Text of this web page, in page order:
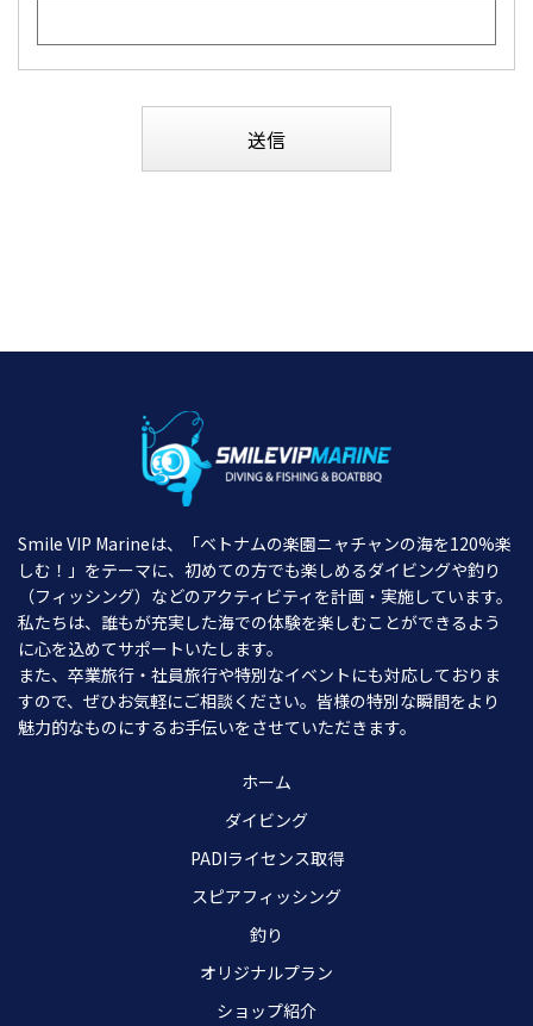
Smile VIP Marineは、「ベトナムの楽園ニャチャンの海を120%楽
しむ！」をテーマに、初めての方でも楽しめるダイビングや釣り
（フィッシング）などのアクティビティを計画・実施しています。
私たちは、誰もが充実した海での体験を楽しむことができるよう
に心を込めてサポートいたします。
また、卒業旅行・社員旅行や特別なイベントにも対応しておりま
すので、ぜひお気軽にご相談ください。皆様の特別な瞬間をより
魅力的なものにするお手伝いをさせていただきます。
ホーム
ダイビング
PADIライセンス取得
スピアフィッシング
釣り
オリジナルプラン
ショップ紹介